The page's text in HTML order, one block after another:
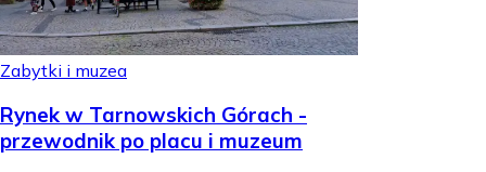
Zabytki i muzea
Rynek w Tarnowskich Górach -
przewodnik po placu i muzeum